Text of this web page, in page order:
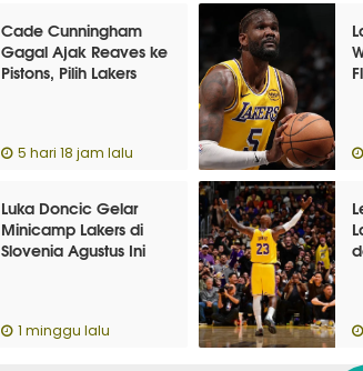
Cade Cunningham
Gagal Ajak Reaves ke
Pistons, Pilih Lakers
5 hari 18 jam lalu
Luka Doncic Gelar
Minicamp Lakers di
Slovenia Agustus Ini
1 minggu lalu